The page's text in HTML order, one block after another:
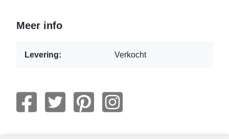
Meer info
Levering: Verkocht